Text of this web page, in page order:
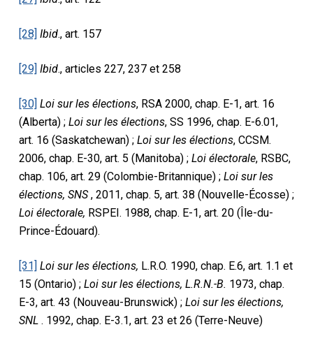
[28] Ibid., art. 157
[29] Ibid., articles 227, 237 et 258
[30] Loi sur les élections, RSA 2000, chap. E-1, art. 16
(Alberta) ; Loi sur les élections, SS 1996, chap. E-6.01,
art. 16 (Saskatchewan) ; Loi sur les élections, CCSM.
2006, chap. E-30, art. 5 (Manitoba) ; Loi électorale, RSBC,
chap. 106, art. 29 (Colombie-Britannique) ; Loi sur les
élections, SNS, 2011, chap. 5, art. 38 (Nouvelle-Écosse) ;
Loi électorale, RSPEI. 1988, chap. E-1, art. 20 (Île-du-
Prince-Édouard).
[31] Loi sur les élections, L.R.O. 1990, chap. E.6, art. 1.1 et
15 (Ontario) ; Loi sur les élections, L.R.N.-B. 1973, chap.
E-3, art. 43 (Nouveau-Brunswick) ; Loi sur les élections,
SNL . 1992, chap. E-3.1, art. 23 et 26 (Terre-Neuve)